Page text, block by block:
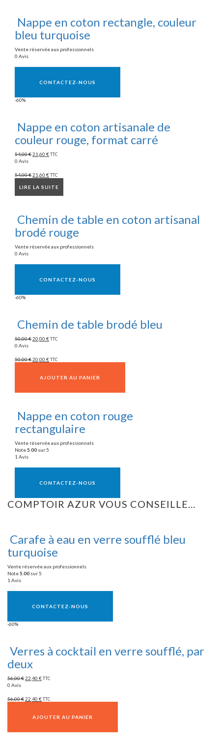
Nappe en coton rectangle, couleur
bleu turquoise
Vente réservée aux professionnels
0 Avis
CONTACTEZ-NOUS
-60%
Nappe en coton artisanale de
couleur rouge, format carré
54,00€21,60 € TTC
0 Avis
54,00€21,60 € TTC
LIRE LA SUITE
Chemin de table en coton artisanal
brodé rouge
Vente réservée aux professionnels
0 Avis
CONTACTEZ-NOUS
-60%
Chemin de table brodé bleu
50,00€20,00 € TTC
0 Avis
50,00€20,00 € TTC
AJOUTER AU PANIER
Nappe en coton rouge
rectangulaire
Vente réservée aux professionnels
Note5.00 sur 5
1 Avis
CONTACTEZ-NOUS
COMPTOIR AZUR VOUS CONSEILLE…
Carafe à eau en verre soufflé bleu
turquoise
Vente réservée aux professionnels
Note5.00 sur 5
1 Avis
CONTACTEZ-NOUS
-60%
Verres à cocktail en verre soufflé, par
deux
56,00€22,40 € TTC
0 Avis
56,00€22,40 € TTC
AJOUTER AU PANIER